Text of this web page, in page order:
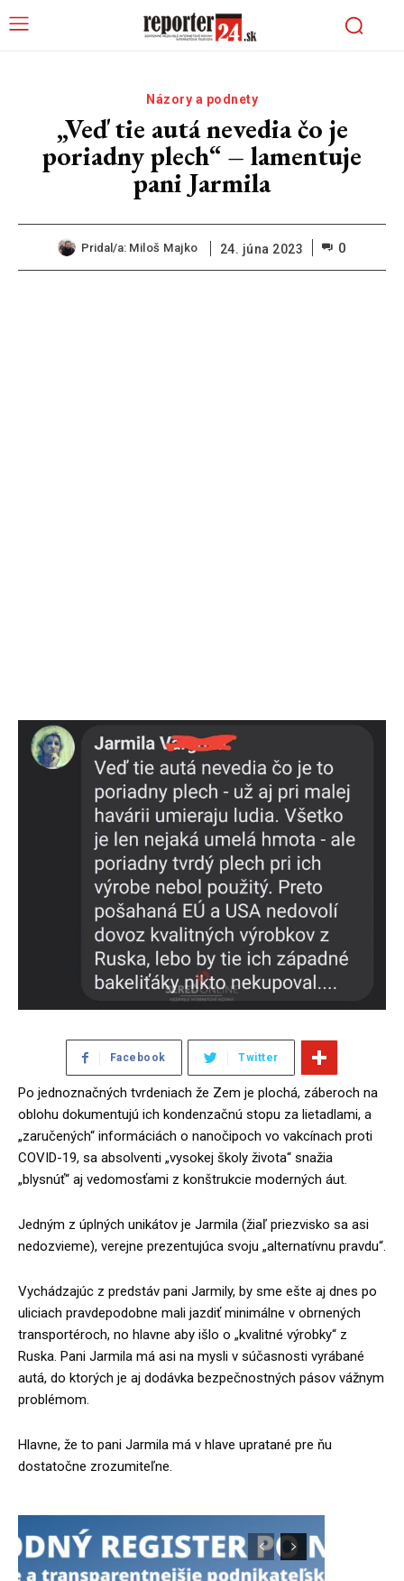
Názory a podnety
„Veď tie autá nevedia čo je
poriadny plech“ – lamentuje
pani Jarmila
Pridal/a: Miloš Majko 24. júna 2023 0
Facebook Twitter
Po jednoznačných tvrdeniach že Zem je plochá, záberoch na
oblohu dokumentujú ich kondenzačnú stopu za lietadlami, a
„zaručených“ informáciách o nanočipoch vo vakcínach proti
COVID-19, sa absolventi „vysokej školy života“ snažia
„blysnúť“ aj vedomosťami z konštrukcie moderných áut.
Jedným z úplných unikátov je Jarmila (žiaľ priezvisko sa asi
nedozvieme), verejne prezentujúca svoju „alternatívnu pravdu“.
Vychádzajúc z predstáv pani Jarmily, by sme ešte aj dnes po
uliciach pravdepodobne mali jazdiť minimálne v obrnených
transportéroch, no hlavne aby išlo o „kvalitné výrobky“ z
Ruska. Pani Jarmila má asi na mysli v súčasnosti vyrábané
autá, do ktorých je aj dodávka bezpečnostných pásov vážnym
problémom.
Hlavne, že to pani Jarmila má v hlave upratané pre ňu
dostatočne zrozumiteľne.